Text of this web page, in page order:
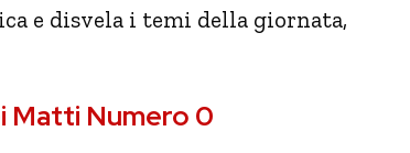
e disvela i temi della giornata,
Matti Numero 0